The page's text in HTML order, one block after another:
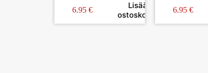
6.95 €
Lisää
ostoskoriin
6.95€